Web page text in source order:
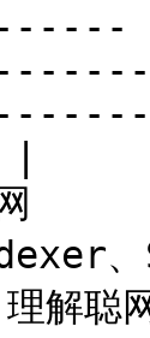
理解